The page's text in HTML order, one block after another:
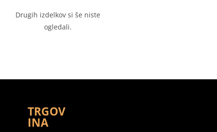
Drugih izdelkov si še niste
ogledali.
TRGOV
INA